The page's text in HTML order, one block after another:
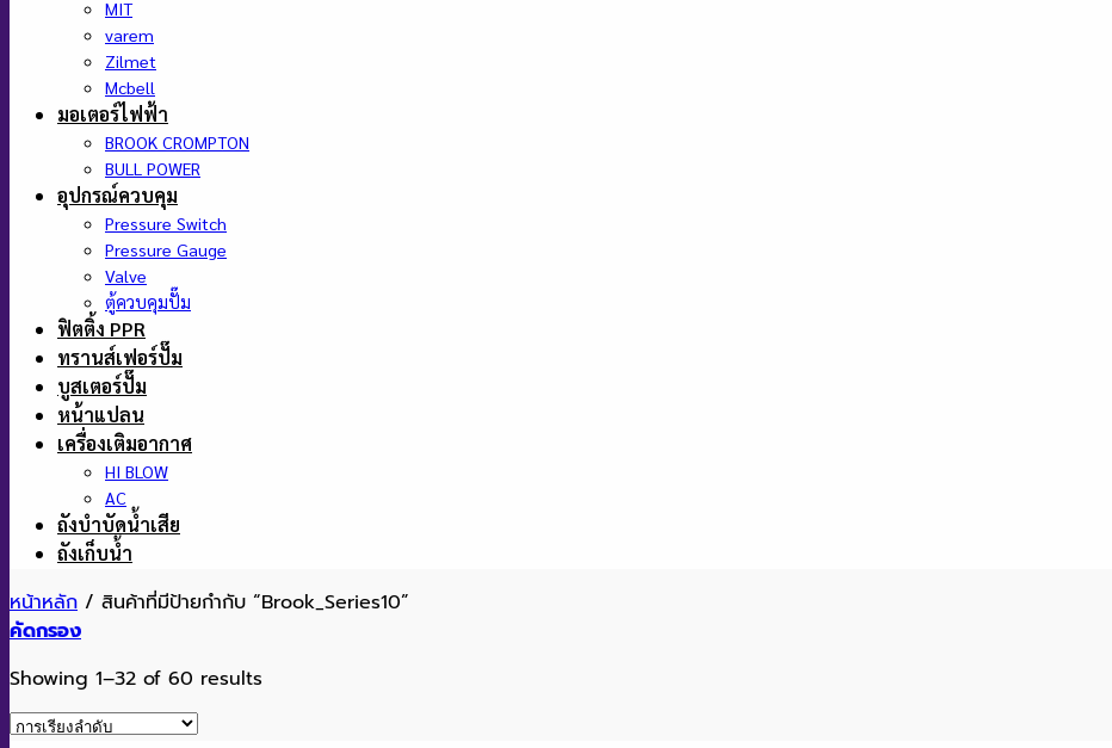
MIT
varem
Zilmet
Mcbell
มอเตอร์ไฟฟ้า
BROOK CROMPTON
BULL POWER
อุปกรณ์ควบคุม
Pressure Switch
Pressure Gauge
Valve
ตู้ควบคุมปั๊ม
ฟิตติ้ง PPR
ทรานส์เฟอร์ปั๊ม
บูสเตอร์ปั๊ม
หน้าแปลน
เครื่องเติมอากาศ
HI BLOW
AC
ถังบำบัดน้ำเสีย
ถังเก็บน้ำ
หน้าหลัก / สินค้าที่มีป้ายกำกับ “Brook_Series10”
คัดกรอง
Showing 1–32 of 60 results